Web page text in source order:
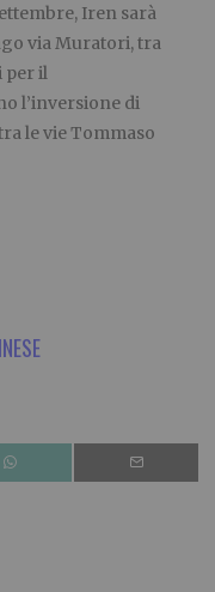
Iren sarà
via Muratori, tra
per il
l’inversione di
le vie Tommaso